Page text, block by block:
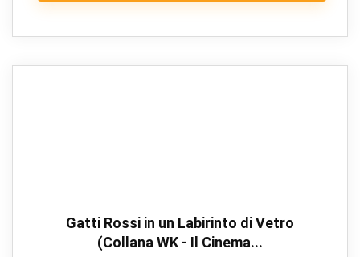
Gatti Rossi in un Labirinto di Vetro
(Collana WK - Il Cinema...